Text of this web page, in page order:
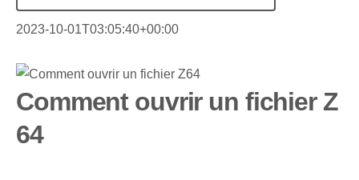
2023-10-01T03:05:40+00:00
Comment ouvrir un fichier Z
64